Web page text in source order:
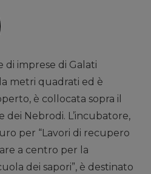
imprese di Galati
metri quadrati ed è
è collocata sopra il
Nebrodi. L’incubatore,
per “Lavori di recupero
a centro per la
dei sapori”, è destinato